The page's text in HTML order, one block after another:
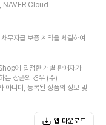
Cloud
무지급 보증 계약을 체결하여
에 입점한 개별 판매자가
는 상품의 경우 (주)
아니며, 등록된 상품의 정보 및
앱 다운로드